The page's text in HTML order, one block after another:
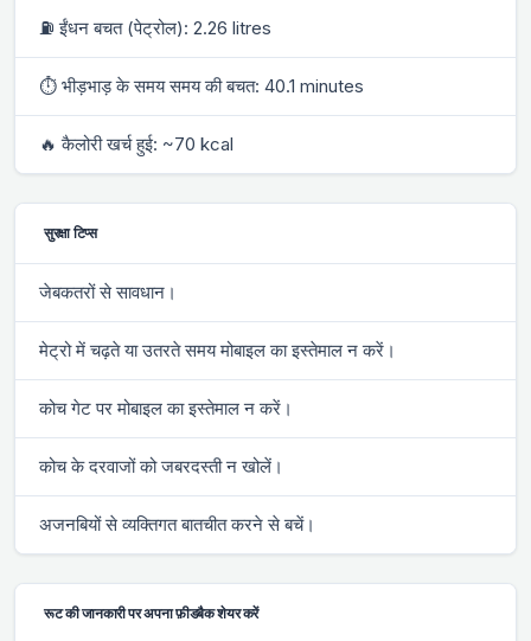
⛽ ईंधन बचत (पेट्रोल): 2.26 litres
⏱ भीड़भाड़ के समय समय की बचत: 40.1 minutes
🔥 कैलोरी खर्च हुई: ~70 kcal
सुरक्षा टिप्स
जेबकतरों से सावधान।
मेट्रो में चढ़ते या उतरते समय मोबाइल का इस्तेमाल न करें।
कोच गेट पर मोबाइल का इस्तेमाल न करें।
कोच के दरवाजों को जबरदस्ती न खोलें।
अजनबियों से व्यक्तिगत बातचीत करने से बचें।
रूट की जानकारी पर अपना फ़ीडबैक शेयर करें